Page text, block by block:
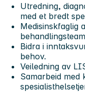
Utredning,
med et bredt
Medisinskfaglig
Bidra i
behov.
Veiledning av
Samarbeid med